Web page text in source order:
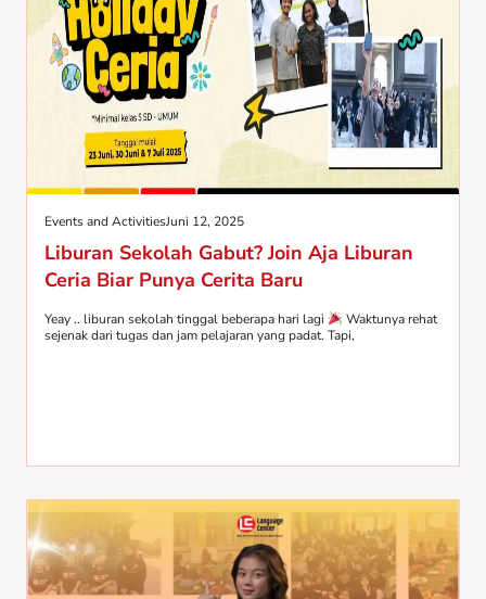
Events and ActivitiesJuni 12, 2025
Liburan Sekolah Gabut? Join Aja Liburan
Ceria Biar Punya Cerita Baru
Yeay .. liburan sekolah tinggal beberapa hari lagi
Waktunya rehat
sejenak dari tugas dan jam pelajaran yang padat. Tapi,